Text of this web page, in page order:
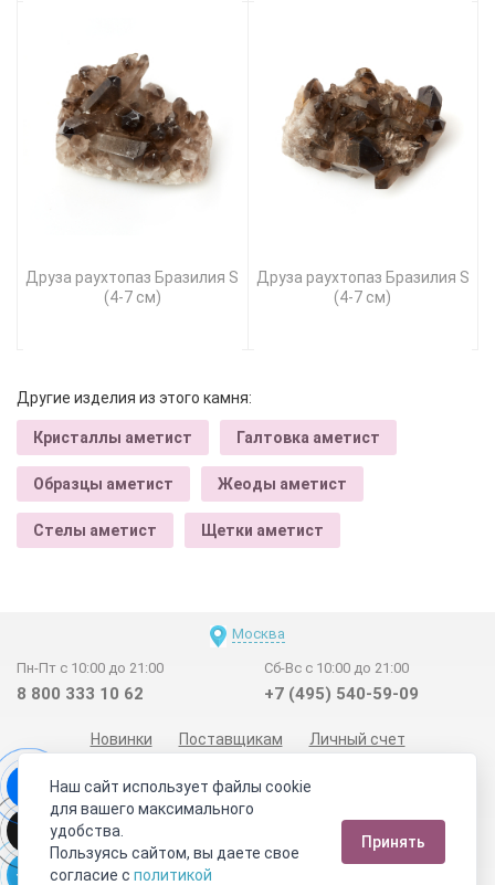
Друза раухтопаз Бразилия S
(4-7 см)
Друза раухтопаз Бразилия S
(4-7 см)
Другие изделия из этого камня:
Кристаллы аметист Галтовка аметист
Образцы аметист Жеоды аметист
Стелы аметист Щетки аметист
Москва
Пн-Пт с 10:00 до 21:00
8 800 333 10 62
Сб-Вс с 10:00 до 21:00
+7 (495) 540-59-09
Новинки Поставщикам
Личный счет
Отзывы покупателей
Сертификаты
Обратная связь
СОУТ
Телеграм
Max
Наш сайт использует файлы cookie
для вашего максимального
удобства.
Пользуясь сайтом, вы даете свое
согласие с политикой
Принять